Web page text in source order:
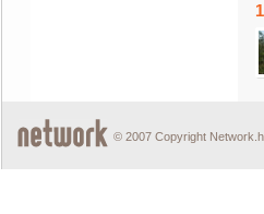
© 2007 Copyright